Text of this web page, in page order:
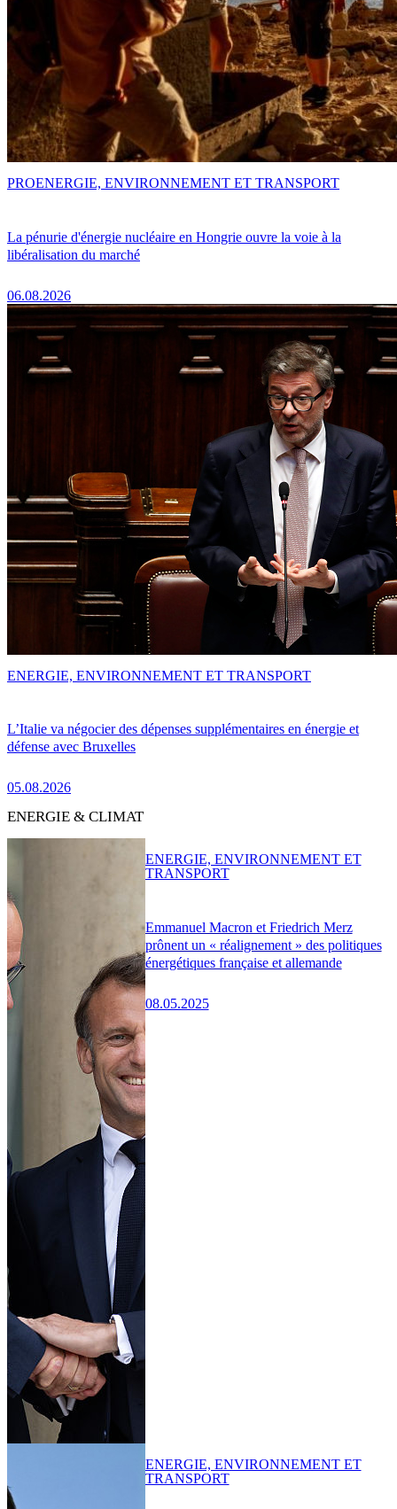
La pénurie d'énergie nucléaire en Hongrie ouvre la voie à la
libéralisation du marché
06.08.2026
PROENERGIE, ENVIRONNEMENT ET TRANSPORT
L’Italie va négocier des dépenses supplémentaires en énergie et
défense avec Bruxelles
05.08.2026
ENERGIE, ENVIRONNEMENT ET TRANSPORT
ENERGIE & CLIMAT
Emmanuel Macron et Friedrich Merz
prônent un « réalignement » des politiques
énergétiques française et allemande
08.05.2025
ENERGIE, ENVIRONNEMENT ET
TRANSPORT
ENERGIE, ENVIRONNEMENT ET
TRANSPORT